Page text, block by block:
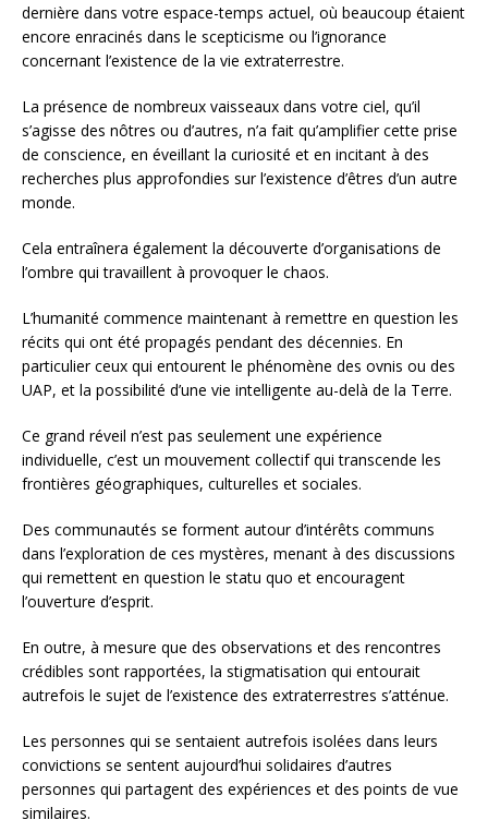
dernière dans votre espace-temps actuel, où beaucoup étaient
encore enracinés dans le scepticisme ou l’ignorance
concernant l’existence de la vie extraterrestre.
La présence de nombreux vaisseaux dans votre ciel, qu’il
s’agisse des nôtres ou d’autres, n’a fait qu’amplifier cette prise
de conscience, en éveillant la curiosité et en incitant à des
recherches plus approfondies sur l’existence d’êtres d’un autre
monde.
Cela entraînera également la découverte d’organisations de
l’ombre qui travaillent à provoquer le chaos.
L’humanité commence maintenant à remettre en question les
récits qui ont été propagés pendant des décennies. En
particulier ceux qui entourent le phénomène des ovnis ou des
UAP, et la possibilité d’une vie intelligente au-delà de la Terre.
Ce grand réveil n’est pas seulement une expérience
individuelle, c’est un mouvement collectif qui transcende les
frontières géographiques, culturelles et sociales.
Des communautés se forment autour d’intérêts communs
dans l’exploration de ces mystères, menant à des discussions
qui remettent en question le statu quo et encouragent
l’ouverture d’esprit.
En outre, à mesure que des observations et des rencontres
crédibles sont rapportées, la stigmatisation qui entourait
autrefois le sujet de l’existence des extraterrestres s’atténue.
Les personnes qui se sentaient autrefois isolées dans leurs
convictions se sentent aujourd’hui solidaires d’autres
personnes qui partagent des expériences et des points de vue
similaires.